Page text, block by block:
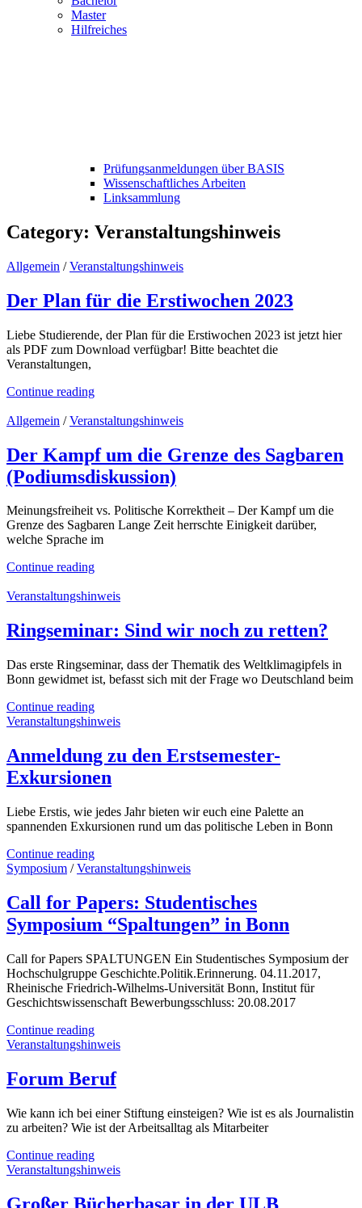
Master
Hilfreiches
Prüfungsanmeldungen über BASIS
Wissenschaftliches Arbeiten
Linksammlung
Category: Veranstaltungshinweis
Allgemein /Veranstaltungshinweis
Der Plan für die Erstiwochen 2023
Liebe Studierende, der Plan für die Erstiwochen 2023 ist jetzt hier
als PDF zum Download verfügbar! Bitte beachtet die
Veranstaltungen,
Continue reading
Allgemein /Veranstaltungshinweis
Der Kampf um die Grenze des Sagbaren
(Podiumsdiskussion)
Meinungsfreiheit vs. Politische Korrektheit – Der Kampf um die
Grenze des Sagbaren Lange Zeit herrschte Einigkeit darüber,
welche Sprache im
Continue reading
Veranstaltungshinweis
Ringseminar: Sind wir noch zu retten?
Das erste Ringseminar, dass der Thematik des Weltklimagipfels in
Bonn gewidmet ist, befasst sich mit der Frage wo Deutschland beim
Continue reading
Veranstaltungshinweis
Anmeldung zu den Erstsemester-
Exkursionen
Liebe Erstis, wie jedes Jahr bieten wir euch eine Palette an
spannenden Exkursionen rund um das politische Leben in Bonn
Continue reading
Symposium /Veranstaltungshinweis
Call for Papers: Studentisches
Symposium “Spaltungen” in Bonn
Call for Papers SPALTUNGEN Ein Studentisches Symposium der
Hochschulgruppe Geschichte.Politik.Erinnerung. 04.11.2017,
Rheinische Friedrich-Wilhelms-Universität Bonn, Institut für
Geschichtswissenschaft Bewerbungsschluss: 20.08.2017
Continue reading
Veranstaltungshinweis
Forum Beruf
Wie kann ich bei einer Stiftung einsteigen? Wie ist es als Journalistin
zu arbeiten? Wie ist der Arbeitsalltag als Mitarbeiter
Continue reading
Veranstaltungshinweis
Großer Bücherbasar in der ULB